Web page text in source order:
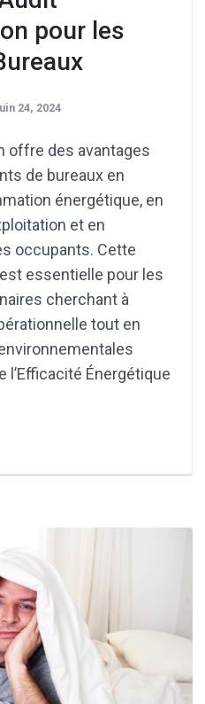
pour les
24, 2024
offre des avantages
de bureaux en
énergétique, en
et en
occupants. Cette
essentielle pour les
cherchant à
tout en
Énergétique